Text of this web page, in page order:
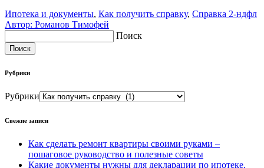
Ипотека и документы, Как получить справку, Справка 2-ндфл
Автор: Романов Тимофей
Поиск
Поиск
Рубрики
Рубрики
Свежие записи
Как сделать ремонт квартиры своими руками –
пошаговое руководство и полезные советы
Какие документы нужны для декларации по ипотеке.